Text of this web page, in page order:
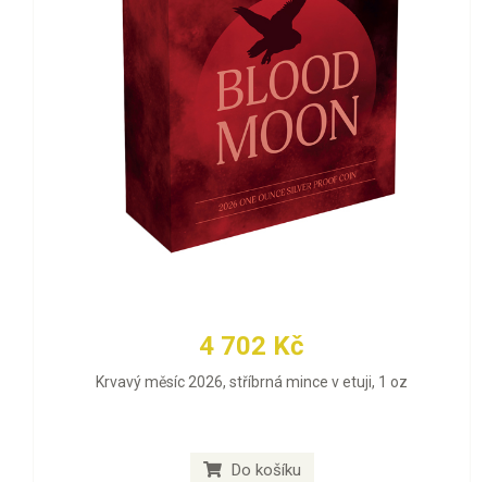
4 702 Kč
Krvavý měsíc 2026, stříbrná mince v etuji, 1 oz
Do košíku